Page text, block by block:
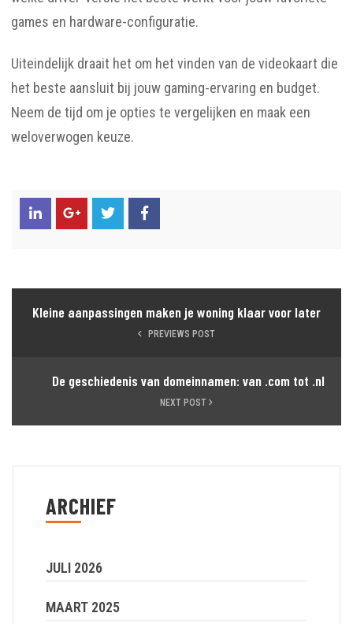
games en hardware-configuratie.
Uiteindelijk draait het om het vinden van de videokaart die
het beste aansluit bij jouw gaming-ervaring en budget.
Neem de tijd om je opties te vergelijken en maak een
weloverwogen keuze.
Kleine aanpassingen maken je woning klaar voor later
PREVIEWS POST
De geschiedenis van domeinnamen: van .com tot .nl
NEXT POST
ARCHIEF
JULI 2026
MAART 2025